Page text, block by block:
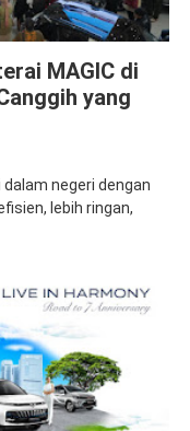
MAGIC di
yang
negeri dengan
lebih ringan,